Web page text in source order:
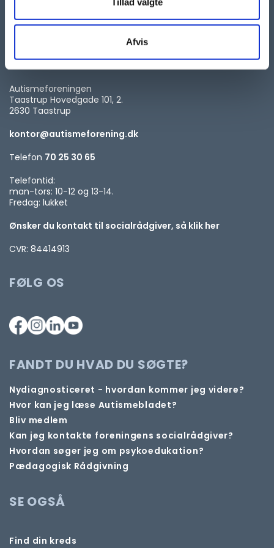
Afvis
Autismeforeningen
Taastrup Hovedgade 101, 2.
2630 Taastrup
kontor@autismeforening.dk
Telefon 70 25 30 65
Telefontid:
man-tors: 10-12 og 13-14.
Fredag: lukket
Ønsker du kontakt til socialrådgiver, så klik her
CVR: 84414913
FØLG OS
FANDT DU HVAD DU SØGTE?
Nydiagnosticeret - hvordan kommer jeg videre?
Hvor kan jeg læse Autismebladet?
Bliv medlem
Kan jeg kontakte foreningens socialrådgiver?
Hvordan søger jeg om psykoedukation?
Pædagogisk Rådgivning
SE OGSÅ
Find din kreds